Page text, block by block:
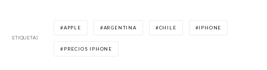
ETIQUETAS
APPLE ARGENTINA CHILE IPHONE
PRECIOS IPHONE